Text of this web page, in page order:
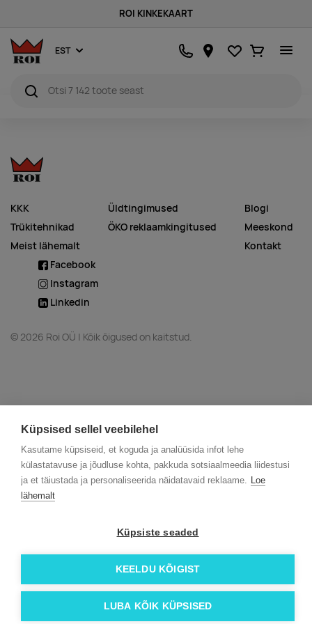
Küpsised sellel veebilehel
Kasutame küpsiseid, et koguda ja analüüsida infot lehe
külastatavuse ja jõudluse kohta, pakkuda sotsiaalmeedia liidestusi
ja et täiustada ja personaliseerida näidatavaid reklaame. Loe
lähemalt
Küpsiste seaded
KEELDU KÕIGIST
LUBA KÕIK KÜPSISED
ROI KINKEKAART
EST Lemmikud
Ostukorv
KKK
Trükitehnikad
Meist lähemalt
Üldtingimused
ÖKO reklaamkingitused
Blogi
Meeskond
Kontakt
Facebook
Instagram
Linkedin
© 2026 Roi OÜ | Kõik õigused on kaitstud.